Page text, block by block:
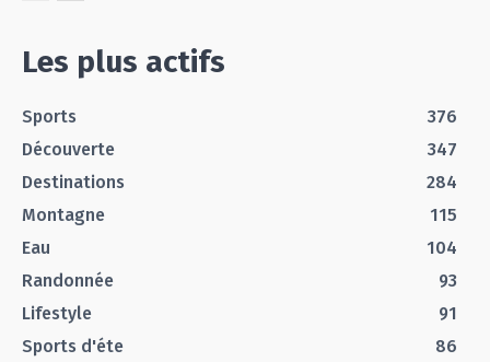
Les plus actifs
Sports
376
Découverte
347
Destinations
284
Montagne
115
Eau
104
Randonnée
93
Lifestyle
91
Sports d'éte
86